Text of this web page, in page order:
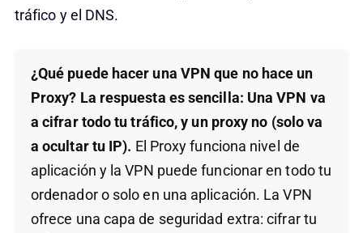
tráfico y el DNS.
¿Qué puede hacer una VPN que no hace un
Proxy? La respuesta es sencilla: Una VPN va
a cifrar todo tu tráfico, y un proxy no (solo va
a ocultar tu IP). El Proxy funciona nivel de
aplicación y la VPN puede funcionar en todo tu
ordenador o solo en una aplicación. La VPN
ofrece una capa de seguridad extra: cifrar tu